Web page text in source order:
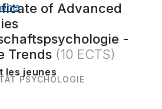
les jeunes
of Advanced
-
Trends (10 ECTS)
PSYCHOLOGIE